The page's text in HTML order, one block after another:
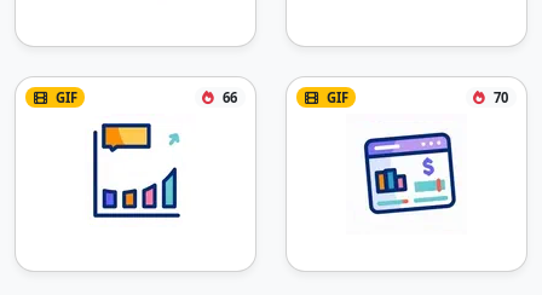
GIF 66 GIF 70